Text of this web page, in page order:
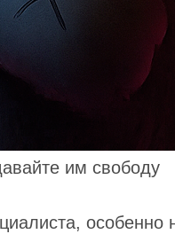
им свободу